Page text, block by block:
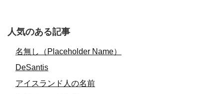
人気のある記事
名無し（Placeholder Name）
DeSantis
アイスランド人の名前